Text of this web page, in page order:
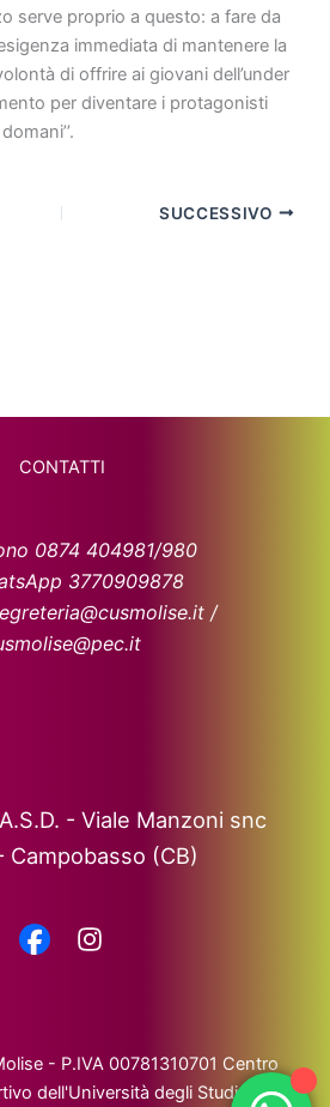
serve proprio a questo: a fare da
immediata di mantenere la
di offrire ai giovani dell’under
per diventare i protagonisti
SUCCESSIVO
CONTATTI
0874 404981/980
3770909878
/
- Viale Manzoni snc
Campobasso (CB)
- P.IVA 00781310701 Centro
dell'Università degli Studi del